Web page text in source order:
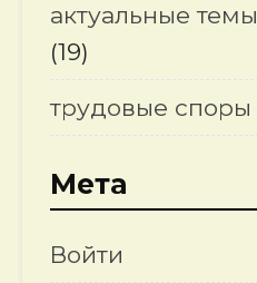
актуальные темы
(19)
трудовые споры
Мета
Войти